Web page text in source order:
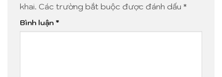
khai. Các trường bắt buộc được đánh dấu *
Bình luận *